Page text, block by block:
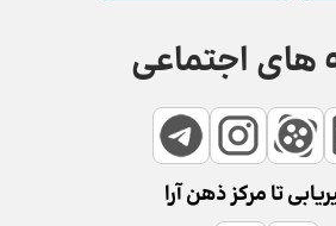
های اجتماعی
تا مرکز ذهن آرا